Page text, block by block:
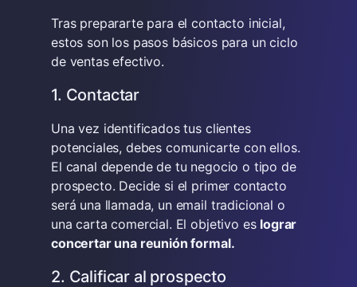
Tras prepararte para el contacto inicial,
estos son los pasos básicos para un ciclo
de ventas efectivo.
1. Contactar
Una vez identificados tus clientes
potenciales, debes comunicarte con ellos.
El canal depende de tu negocio o tipo de
prospecto. Decide si el primer contacto
será una llamada, un email tradicional o
una carta comercial. El objetivo es lograr
concertar una reunión formal.
2. Calificar al prospecto